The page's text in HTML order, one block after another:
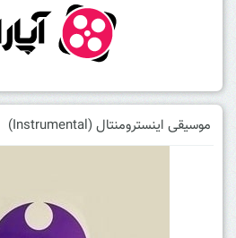
موسیقی اینسترومنتال (Instrumental)